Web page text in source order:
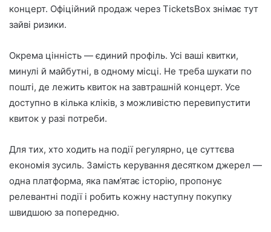
концерт. Офіційний продаж через TicketsBox знімає тут
зайві ризики.
Окрема цінність — єдиний профіль. Усі ваші квитки,
минулі й майбутні, в одному місці. Не треба шукати по
пошті, де лежить квиток на завтрашній концерт. Усе
доступно в кілька кліків, з можливістю перевипустити
квиток у разі потреби.
Для тих, хто ходить на події регулярно, це суттєва
економія зусиль. Замість керування десятком джерел —
одна платформа, яка пам’ятає історію, пропонує
релевантні події і робить кожну наступну покупку
швидшою за попередню.